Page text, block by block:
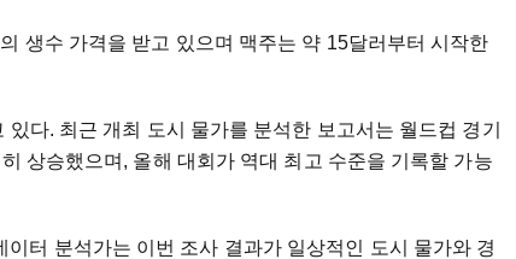
생수 가격을 받고 있으며 맥주는 약 15달러부터 시작한
다. 최근 개최 도시 물가를 분석한 보고서는 월드컵 경기
상승했으며, 올해 대회가 역대 최고 수준을 기록할 가능
터 분석가는 이번 조사 결과가 일상적인 도시 물가와 경